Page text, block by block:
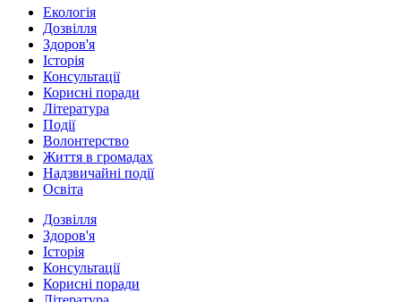
Екологія
Дозвілля
Здоров'я
Історія
Консультації
Корисні поради
Література
Події
Волонтерство
Життя в громадах
Надзвичайні події
Освіта
Дозвілля
Здоров'я
Історія
Консультації
Корисні поради